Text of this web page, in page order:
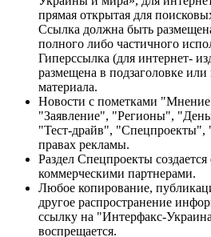
прямая открытая для
Ссылка должна быть
полного либо частичного
Гиперссылка (для интернет-
размещена в подзаголовке или
материала.
Новости с пометками
"Заявление", "Регионы",
"Тест-драйв",
правах рекламы.
Раздел Спецпроекты создается
коммерческими партнерами.
Любое копирование,
другое распространение
ссылку на "Интерфакс-
воспрещается.